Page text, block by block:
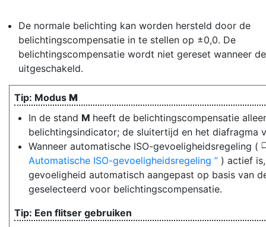
De normale belichting kan worden hersteld door de
belichtingscompensatie in te stellen op ±0,0. De
belichtingscompensatie wordt niet gereset wanneer
uitgeschakeld.
Modus M
In de stand M heeft de belichtingscompensatie
belichtingsindicator; de sluitertijd en het diafragma
Wanneer automatische ISO-gevoeligheidsregeling (
Automatische ISO-gevoeligheidsregeling
) actief
gevoeligheid automatisch aangepast op basis van
geselecteerd voor belichtingscompensatie.
Een flitser gebruiken